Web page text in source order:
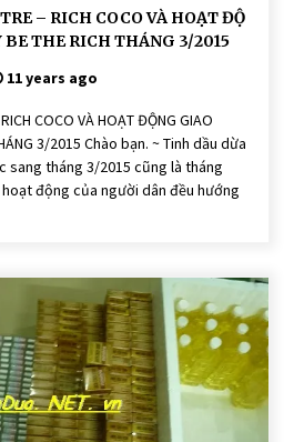
– RICH COCO VÀ HOẠT ĐỘ
THE RICH THÁNG 3/2015
11 years ago
COCO VÀ HOẠT ĐỘNG GIAO
3/2015 Chào bạn. ~ Tinh dầu dừa
sang tháng 3/2015 cũng là tháng
động của người dân đều hướng